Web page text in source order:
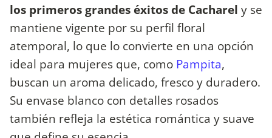
los primeros grandes éxitos de Cacharel y se
mantiene vigente por su perfil floral
atemporal, lo que lo convierte en una opción
ideal para mujeres que, como Pampita,
buscan un aroma delicado, fresco y duradero.
Su envase blanco con detalles rosados
también refleja la estética romántica y suave